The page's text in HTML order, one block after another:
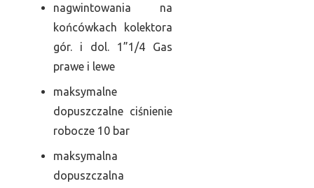
nagwintowania na
końcówkach kolektora
gór. i dol. 1”1/4 Gas
prawe i lewe
maksymalne
dopuszczalne ciśnienie
robocze 10 bar
maksymalna
dopuszczalna